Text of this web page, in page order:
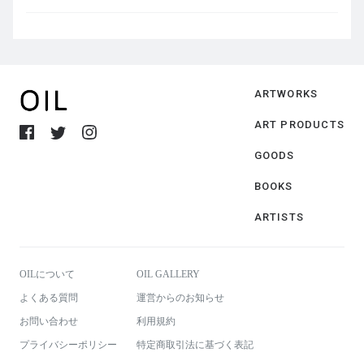
ARTWORKS
ART PRODUCTS
GOODS
BOOKS
ARTISTS
OILについて OIL GALLERY
よくある質問 運営からのお知らせ
お問い合わせ 利用規約
プライバシーポリシー 特定商取引法に基づく表記